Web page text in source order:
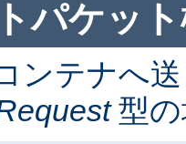
パケッ
ンテナへ
型の